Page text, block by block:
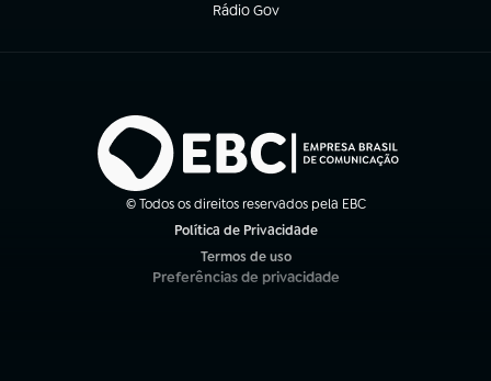
Rádio Gov
(abre em nova aba)
© Todos os direitos reservados pela EBC
Política de Privacidade
Termos de uso
(abre em nova aba)
Preferências de privacidade